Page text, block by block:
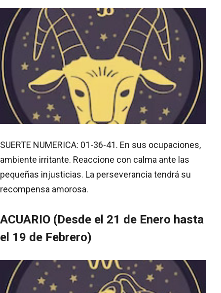
SUERTE NUMERICA: 01-36-41. En sus ocupaciones,
ambiente irritante. Reaccione con calma ante las
pequeñas injusticias. La perseverancia tendrá su
recompensa amorosa.
ACUARIO (Desde el 21 de Enero hasta
el 19 de Febrero)